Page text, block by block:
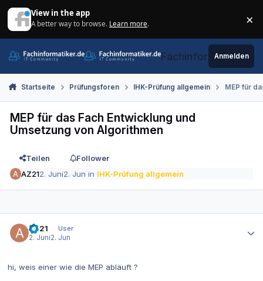
View in the app
A better way to browse. Learn more. ×
Fachinformatiker.de
Anmelden
Startseite Prüfungsforen IHK-Prüfung allgemein MEP für
MEP für das Fach Entwicklung und
Umsetzung von Algorithmen
Teilen
Follower
AZ212. Juni2. Jun in IHK-Prüfung allgemein
AZ21
User
2. Juni2. Jun
hi, weis einer wie die MEP abläuft ?